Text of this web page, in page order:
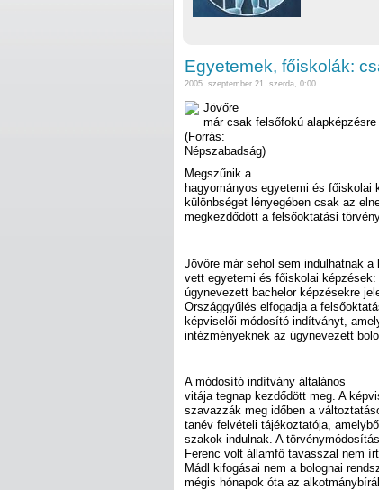
Egyetemek, főiskolák:
2005. szeptember 21. szerda, 0:00
Jövőre
már csak felsőfokú alapképzésre
(Forrás:
Népszabadság)
Megszűnik a
hagyományos egyetemi és
különbséget lényegében csak az
megkezdődött a felsőoktatási
Jövőre már sehol sem indulhatnak
vett egyetemi és főiskolai
úgynevezett bachelor képzésekre
Országgyűlés elfogadja a
képviselői módosító indítványt,
intézményeknek az úgynevezett
A módosító indítvány általános
vitája tegnap kezdődött meg. A
szavazzák meg időben a
tanév felvételi tájékoztatója,
szakok indulnak. A
Ferenc volt államfő tavasszal nem
Mádl kifogásai nem a bolognai
mégis hónapok óta az